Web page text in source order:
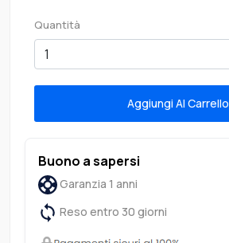
Quantità
Aggiungi Al Carrello
Buono a sapersi
Garanzia 1 anni
Reso entro 30 giorni